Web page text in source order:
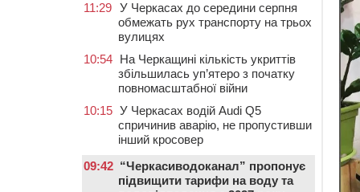
11:29 У Черкасах до середини серпня
обмежать рух транспорту на трьох
вулицях
10:54 На Черкащині кількість укриттів
збільшилась уп’ятеро з початку
повномасштабної війни
10:15 У Черкасах водій Audi Q5
спричинив аварію, не пропустивши
інший кросовер
09:42 “Черкасиводоканал” пропонує
підвищити тарифи на воду та